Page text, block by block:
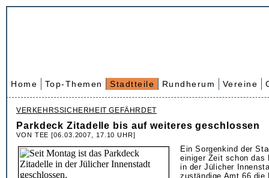
Home Top-Themen Stadtteile Rundherum Vereine
VERKEHRSSICHERHEIT GEFÄHRDET
Parkdeck Zitadelle bis auf weiteres geschlossen
VON TEE [06.03.2007, 17.10 UHR]
Ein Sorgenkind der
einiger Zeit schon das
in der Jülicher
zuständige Amt 66 die